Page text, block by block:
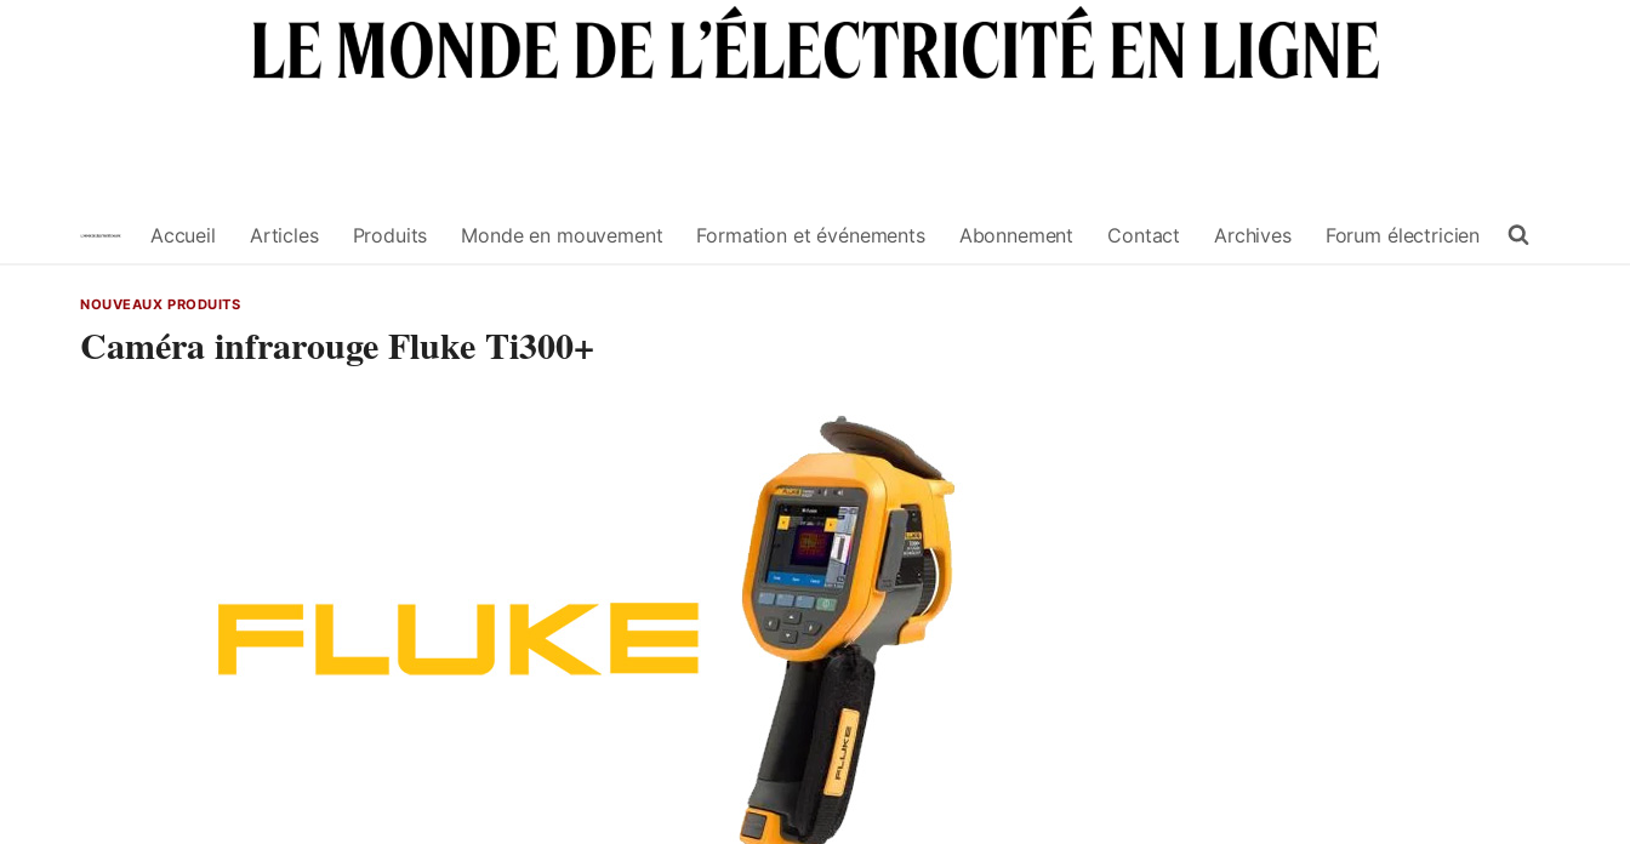
Accueil Articles Produits Monde en mouvement Formation et événements Abonnement Contact Archives Forum électricien
NOUVEAUX PRODUITS
Caméra infrarouge Fluke Ti300+